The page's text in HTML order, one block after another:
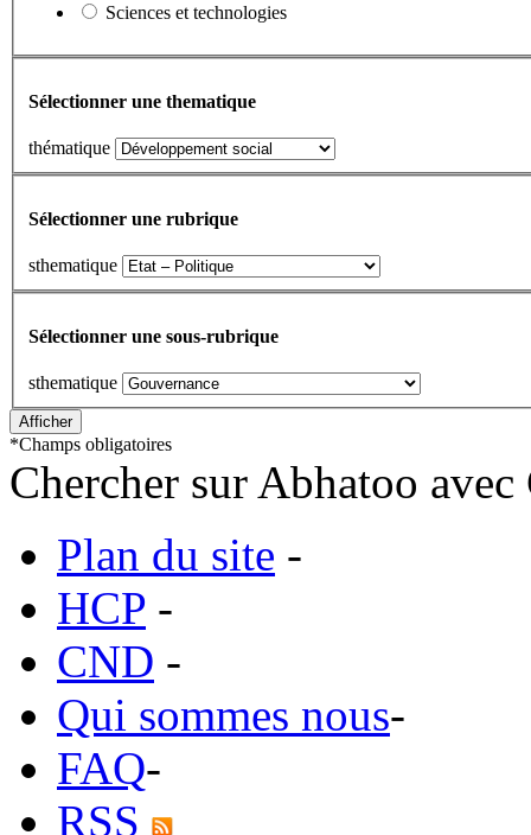
Sciences et technologies
Sélectionner une thematique
thématique
Sélectionner une rubrique
sthematique
Sélectionner une sous-rubrique
sthematique
*Champs obligatoires
Chercher sur Abhatoo
Plan du site -
HCP -
CND -
Qui sommes nous-
FAQ-
RSS